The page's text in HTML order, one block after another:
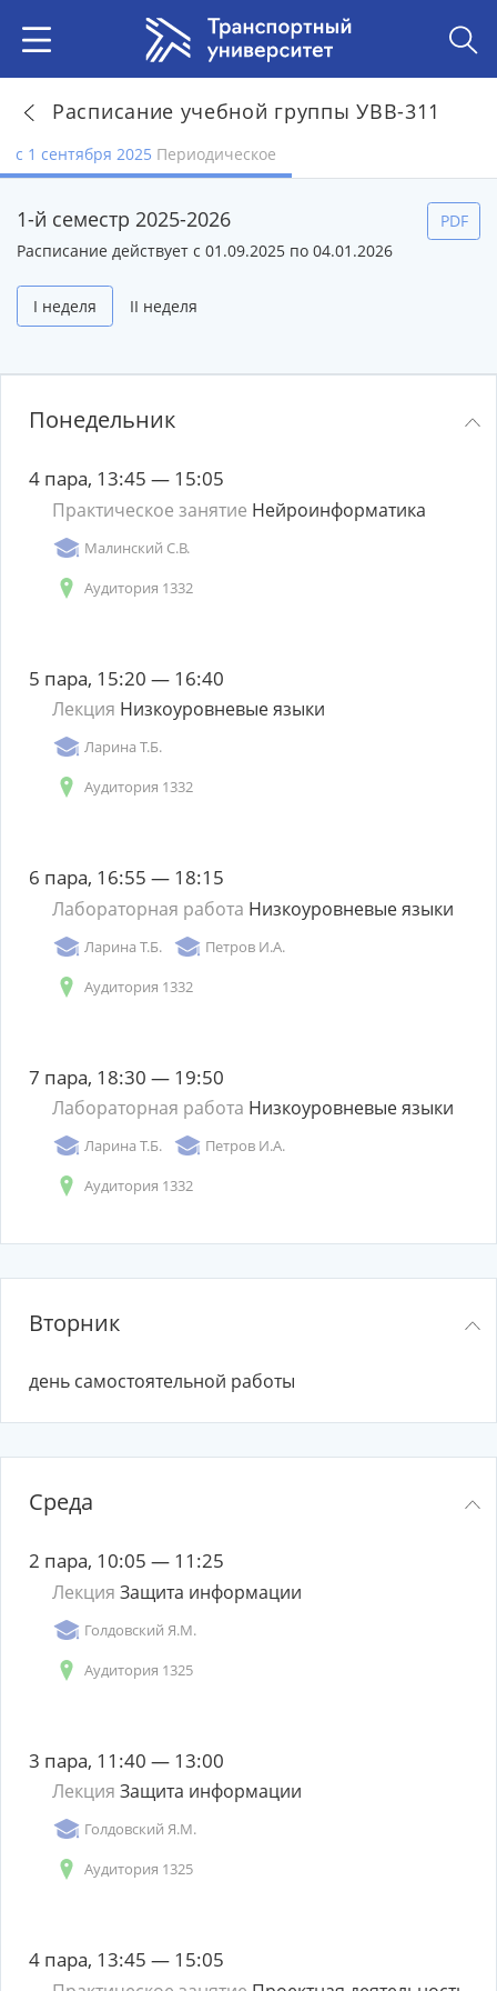
Расписание учебной группы УВВ-311
с 1 сентября 2025 Периодическое
1-й семестр 2025-2026
Расписание действует с 01.09.2025 по 04.01.2026
I неделя II неделя
PDF
Понедельник
4 пара, 13:45 — 15:05
Практическое занятие Нейроинформатика
Малинский С.В.
Аудитория 1332
5 пара, 15:20 — 16:40
Лекция Низкоуровневые языки
Ларина Т.Б.
Аудитория 1332
6 пара, 16:55 — 18:15
Лабораторная работа Низкоуровневые языки
Ларина Т.Б.
Петров И.А.
Аудитория 1332
7 пара, 18:30 — 19:50
Лабораторная работа Низкоуровневые языки
Ларина Т.Б.
Петров И.А.
Аудитория 1332
Вторник
день самостоятельной работы
Среда
2 пара, 10:05 — 11:25
Лекция Защита информации
Голдовский Я.М.
Аудитория 1325
3 пара, 11:40 — 13:00
Лекция Защита информации
Голдовский Я.М.
Аудитория 1325
4 пара, 13:45 — 15:05